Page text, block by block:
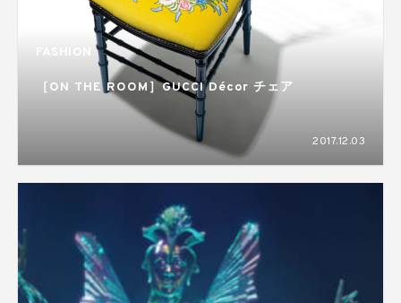
FASHION
［ON THE ROOM］GUCCI Décor チェア
2017.12.03